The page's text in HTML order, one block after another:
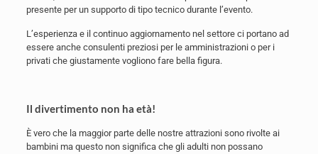
presente per un supporto di tipo tecnico durante l’evento.
L’esperienza e il continuo aggiornamento nel settore ci portano ad
essere anche consulenti preziosi per le amministrazioni o per i
privati che giustamente vogliono fare bella figura.
Il divertimento non ha età!
È vero che la maggior parte delle nostre attrazioni sono rivolte ai
bambini ma questo non significa che gli adulti non possano